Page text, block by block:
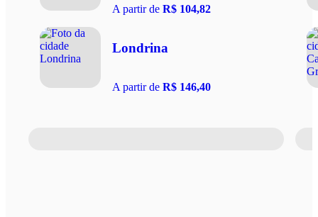
A partir de R$ 104,82
Londrina
A partir de R$ 146,40